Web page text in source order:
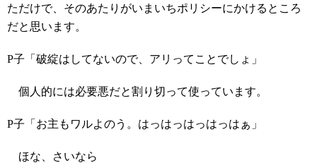
ただけで、そのあたりがいまいちポリシーにかけるところ
だと思います。
P子「破綻はしてないので、アリってことでしょ」
個人的には必要悪だと割り切って使っています。
P子「お主もワルよのう。はっはっはっはっはぁ」
ほな、さいなら